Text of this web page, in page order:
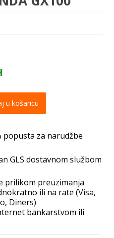
u košaricu
popusta za narudžbe
GLS dostavnom službom
prilikom preuzimanja
ili na rate (Visa,
Diners)
bankarstvom ili